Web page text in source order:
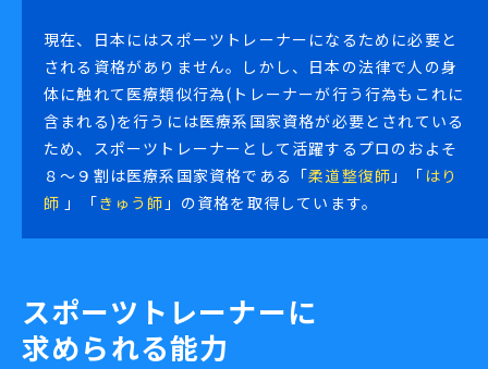
現在、日本にはスポーツトレーナーになるために必要と
される資格がありません。しかし、日本の法律で人の身
体に触れて医療類似行為(トレーナーが行う行為もこれに
含まれる)を行うには医療系国家資格が必要とされている
ため、スポーツトレーナーとして活躍するプロのおよそ
８～９割は医療系国家資格である「柔道整復師 」「 はり
師 」「きゅう師 」の資格を取得しています。
スポーツトレーナーに
求められる能力